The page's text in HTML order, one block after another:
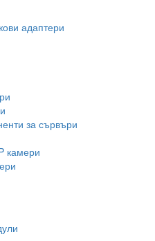
адаптери
за сървъри
камери